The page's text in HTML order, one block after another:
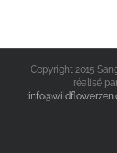
Copyright 2015
réalisé
: